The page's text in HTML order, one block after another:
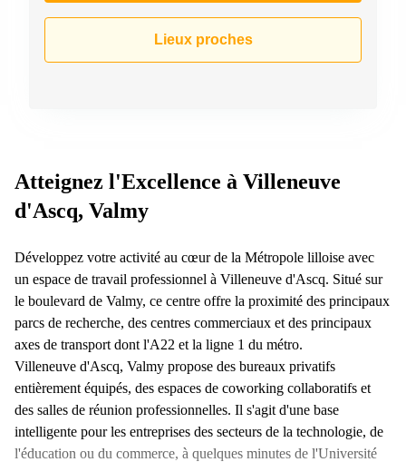
Lieux proches
Atteignez l'Excellence à Villeneuve
d'Ascq, Valmy
Développez votre activité au cœur de la Métropole lilloise avec
un espace de travail professionnel à Villeneuve d'Ascq. Situé sur
le boulevard de Valmy, ce centre offre la proximité des principaux
parcs de recherche, des centres commerciaux et des principaux
axes de transport dont l'A22 et la ligne 1 du métro.
Villeneuve d'Ascq, Valmy propose des bureaux privatifs
entièrement équipés, des espaces de coworking collaboratifs et
des salles de réunion professionnelles. Il s'agit d'une base
intelligente pour les entreprises des secteurs de la technologie, de
l'éducation ou du commerce, à quelques minutes de l'Université